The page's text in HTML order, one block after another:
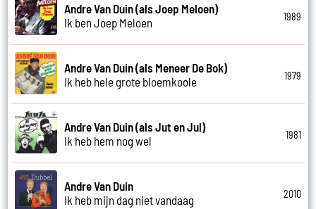
Andre Van Duin (als Joep Meloen)
Ik ben Joep Meloen
1989
Andre Van Duin (als Meneer De Bok)
Ik heb hele grote bloemkoole
1979
Andre Van Duin (als Jut en Jul)
Ik heb hem nog wel
1981
Andre Van Duin
Ik heb mijn dag niet vandaag
2010